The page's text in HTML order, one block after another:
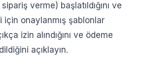
verme) başlatıldığını ve
onaylanmış şablonlar
izin alındığını ve ödeme
açıklayın.